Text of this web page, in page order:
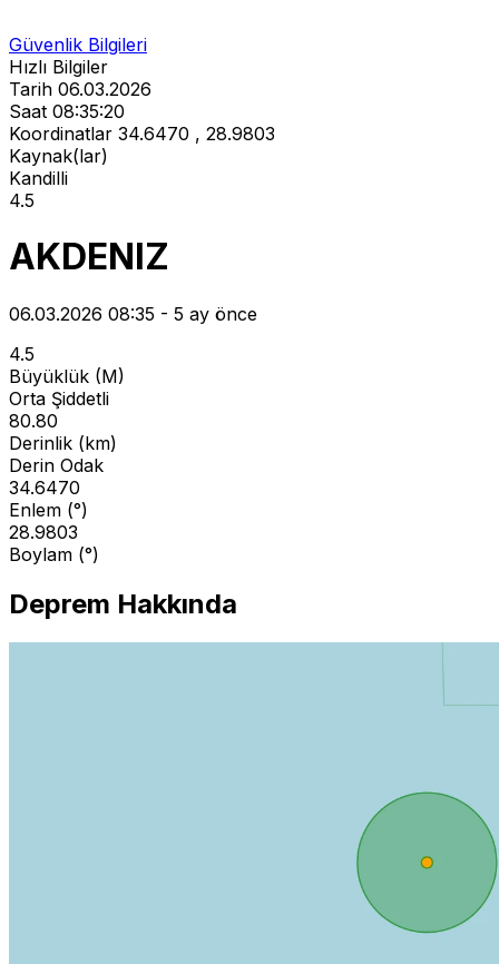
Güvenlik Bilgileri
Hızlı Bilgiler
Tarih 06.03.2026
Saat 08:35:20
Koordinatlar 34.6470 , 28.9803
Kaynak(lar)
Kandilli
4.5
AKDENIZ
06.03.2026 08:35 - 5 ay önce
4.5
Büyüklük (M)
Orta Şiddetli
80.80
Derinlik (km)
Derin Odak
34.6470
Enlem (°)
28.9803
Boylam (°)
Deprem Hakkında